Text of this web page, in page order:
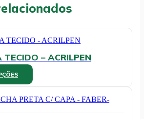
TECIDO – ACRILPEN
produto
várias